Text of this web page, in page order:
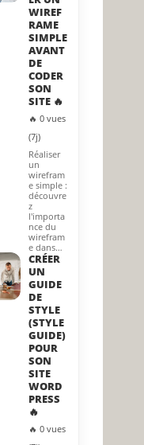
WIREF
RAME
SIMPLE
AVANT
DE
CODER
SON
SITE 🔥
🔥 0 vues
(7j)
Réaliser
un
wirefram
e simple :
découvre
z
l'importa
nce du
wirefram
e dans…
CRÉER
UN
GUIDE
DE
STYLE
(STYLE
GUIDE)
POUR
SON
SITE
WORD
PRESS
🔥
🔥 0 vues